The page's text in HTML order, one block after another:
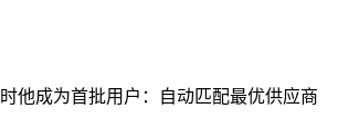
他成为首批用户：自动匹配最优供应商